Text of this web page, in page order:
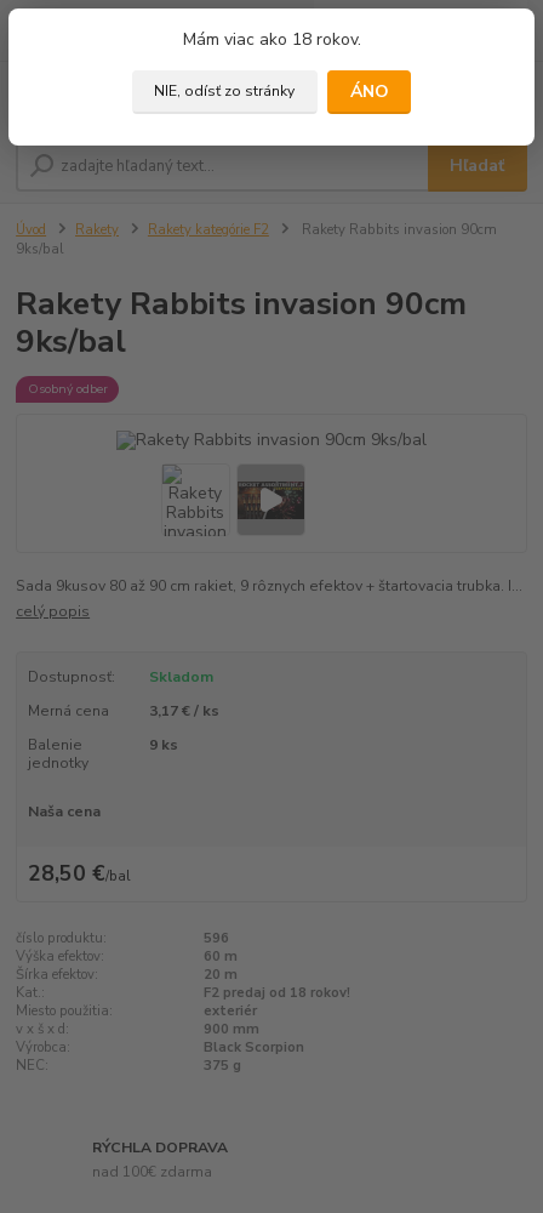
Mám viac ako 18 rokov.
NIE, odísť zo stránky ÁNO
Hľadať
Úvod Rakety Rakety kategórie F2
Rakety Rabbits invasion 90cm
9ks/bal
Rakety Rabbits invasion 90cm
9ks/bal
Osobný odber
Sada 9kusov 80 až 90 cm rakiet, 9 rôznych efektov + štartovacia trubka. I...
celý popis
Dostupnosť:
Skladom
Merná cena
3,17 € / ks
Balenie
jednotky
9 ks
Naša cena
28,50 €/bal
číslo produktu:
596
Výška efektov:
60 m
Šírka efektov:
20 m
Kat.:
F2 predaj od 18 rokov!
Miesto použitia:
exteriér
v x š x d:
900 mm
Výrobca:
Black Scorpion
NEC:
375 g
RÝCHLA DOPRAVA
nad 100€ zdarma